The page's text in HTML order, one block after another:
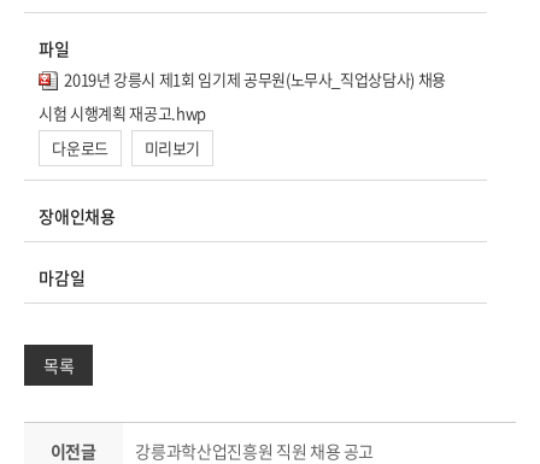
파일
2019년 강릉시 제1회 임기제 공무원(노무사_직업상담사) 채용
시험 시행계획 재공고.hwp
다운로드
미리보기
장애인채용
마감일
목록
이전글 강릉과학산업진흥원 직원 채용 공고